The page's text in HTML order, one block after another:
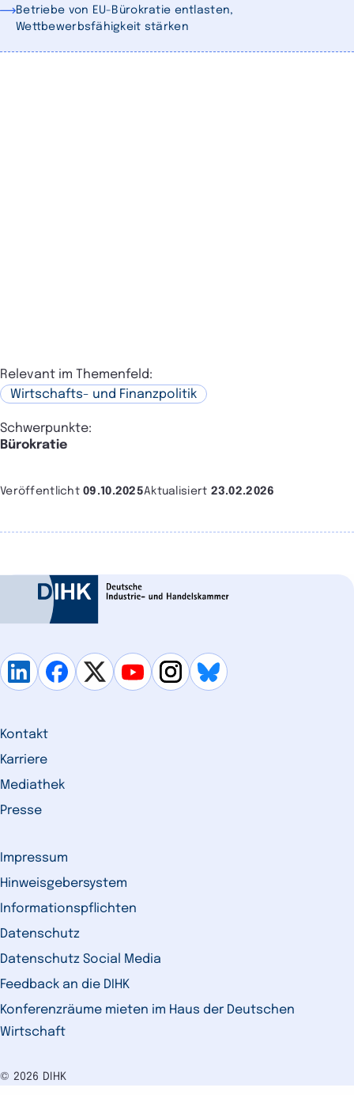
Betriebe von EU-Bürokratie entlasten,
Wettbewerbsfähigkeit stärken
Relevant im Themenfeld:
Wirtschafts- und Finanzpolitik
Schwerpunkte:
Bürokratie
Veröffentlicht09.10.2025Aktualisiert 23.02.2026
Kontakt
Karriere
Mediathek
Presse
Impressum
Hinweisgebersystem
Informationspflichten
Datenschutz
Datenschutz Social Media
Feedback an die DIHK
Konferenzräume mieten im Haus der Deutschen
Wirtschaft
© 2026 DIHK